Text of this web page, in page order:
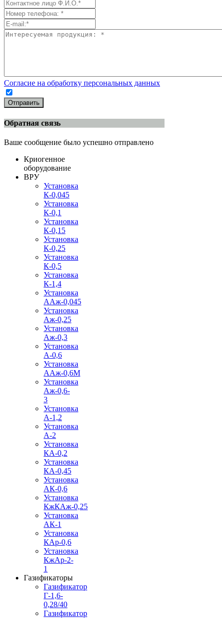
Согласие на обработку персональных данных
Отправить
Обратная связь
Ваше сообщение было успешно отправлено
Криогенное
оборудование
ВРУ
Установка
К-0,045
Установка
К-0,1
Установка
К-0,15
Установка
К-0,25
Установка
К-0,5
Установка
К-1,4
Установка
ААж-0,045
Установка
Аж-0,25
Установка
Аж-0,3
Установка
А-0,6
Установка
ААж-0,6М
Установка
Аж-0,6-
3
Установка
А-1,2
Установка
А-2
Установка
КА-0,2
Установка
КА-0,45
Установка
АК-0,6
Установка
КжКАж-0,25
Установка
АК-1
Установка
КАр-0,6
Установка
КжАр-2-
1
Газификаторы
Газификатор
Г-1,6-
0,28/40
Газификатор